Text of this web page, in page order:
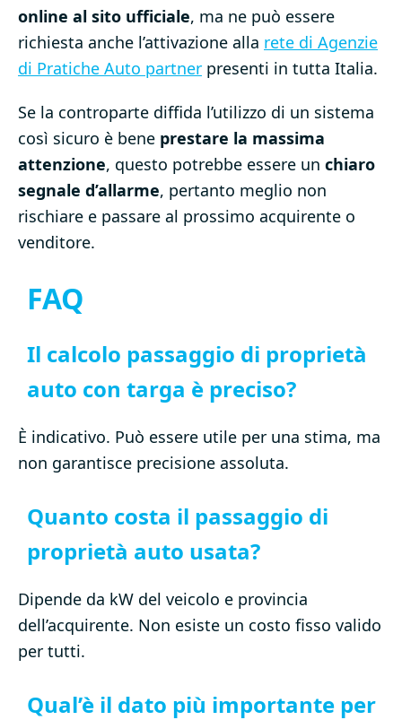
online al sito ufficiale, ma ne può essere
richiesta anche l’attivazione alla rete di Agenzie
di Pratiche Auto partner presenti in tutta Italia.
Se la controparte diffida l’utilizzo di un sistema
così sicuro è bene prestare la massima
attenzione, questo potrebbe essere un chiaro
segnale d’allarme, pertanto meglio non
rischiare e passare al prossimo acquirente o
venditore.
FAQ
Il calcolo passaggio di proprietà
auto con targa è preciso?
È indicativo. Può essere utile per una stima, ma
non garantisce precisione assoluta.
Quanto costa il passaggio di
proprietà auto usata?
Dipende da kW del veicolo e provincia
dell’acquirente. Non esiste un costo fisso valido
per tutti.
Qual’è il dato più importante per